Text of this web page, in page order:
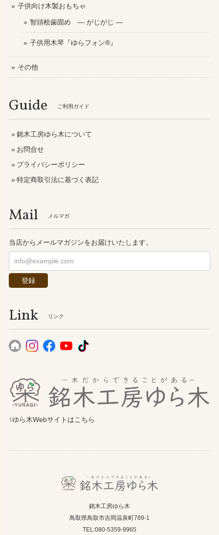
子供向け木製おもちゃ
智頭桧歯固め ― がじがじ ―
子供用木琴『ゆらフォン®』
その他
Guide ご利用ガイド
銘木工房ゆら木について
お問合せ
プライバシーポリシー
特定商取引法に基づく表記
Mail メルマガ
当店からメールマガジンをお届けいたします。
登録
Link リンク
↑ゆら木Webサイトはこちら
銘木工房ゆら木
鳥取県鳥取市吉岡温泉町789-1
TEL:080-5359-9965